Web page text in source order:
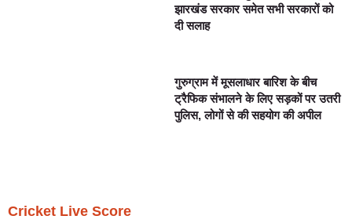
झारखंड सरकार समेत सभी सरकारों को
दी सलाह
गुरुग्राम में मूसलाधार बारिश के बीच
ट्रैफिक संभालने के लिए सड़कों पर उतरी
पुलिस, लोगों से की सहयोग की अपील
Cricket Live Score